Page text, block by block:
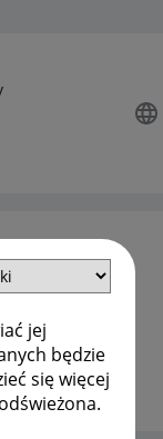
jej
będzie
się więcej